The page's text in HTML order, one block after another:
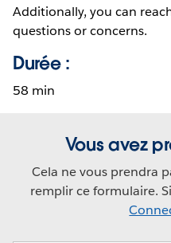
Additionally, you can
questions or concerns.
Durée :
58 min
Vous avez
Cela ne vous prendra
remplir ce formulaire.